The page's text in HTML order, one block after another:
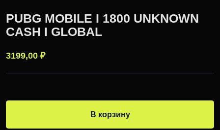
PUBG MOBILE I 1800 UNKNOWN
CASH I GLOBAL
3199,00 ₽
В корзину